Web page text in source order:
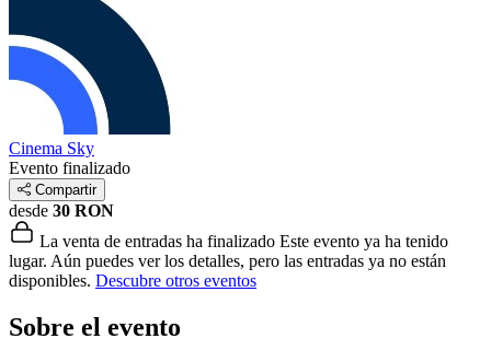
Cinema Sky
Evento finalizado
Compartir
desde 30 RON
La venta de entradas ha finalizado Este evento ya ha tenido
lugar. Aún puedes ver los detalles, pero las entradas ya no están
disponibles. Descubre otros eventos
Sobre el evento